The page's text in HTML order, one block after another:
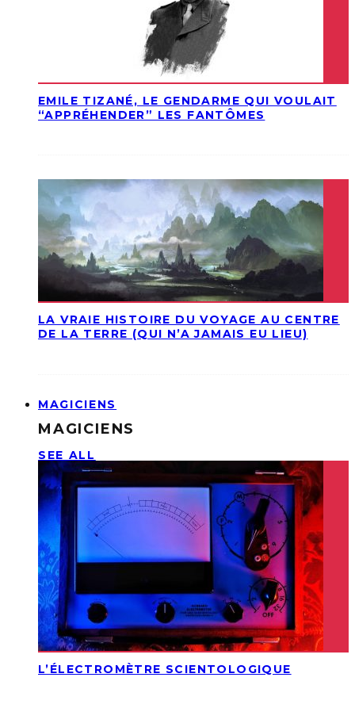
EMILE TIZANÉ, LE GENDARME QUI VOULAIT
“APPRÉHENDER” LES FANTÔMES
LA VRAIE HISTOIRE DU VOYAGE AU CENTRE
DE LA TERRE (QUI N’A JAMAIS EU LIEU)
MAGICIENS
MAGICIENS
SEE ALL
L’ÉLECTROMÈTRE SCIENTOLOGIQUE